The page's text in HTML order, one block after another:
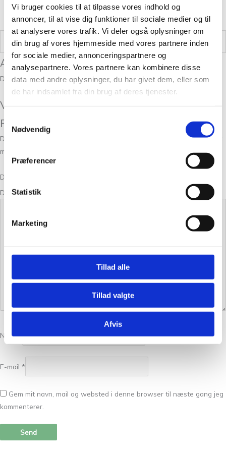
Vi bruger cookies til at tilpasse vores indhold og
annoncer, til at vise dig funktioner til sociale medier og til
at analysere vores trafik. Vi deler også oplysninger om
din brug af vores hjemmeside med vores partnere inden
for sociale medier, annonceringspartnere og
analysepartnere. Vores partnere kan kombinere disse
data med andre oplysninger, du har givet dem, eller som
de har indsamlet fra din brug af deres tjenester.
Samtykkevalg
Nødvendig
Præferencer
Statistik
Marketing
Tillad alle
Tillad valgte
Afvis
Vægt 0,05 kg
Anmeldelser
Der er endnu ikke nogle anmeldelser.
Vær den første til at anmelde “Alpaca 2
Peach”
Din e-mailadresse vil ikke blive publiceret.
Krævede felter er markeret
med
Din bedømmelse
Din anmeldelse
Navn*
E-mail *
Gem mit navn, mail og websted i denne browser til næste gang jeg
kommenterer.